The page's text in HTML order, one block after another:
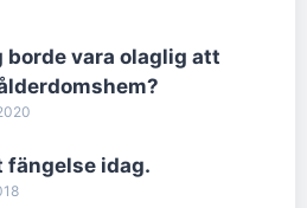
vara olaglig att
fängelse idag.